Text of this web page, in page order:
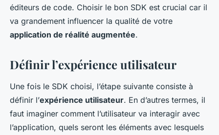
éditeurs de code. Choisir le bon SDK est crucial car il
va grandement influencer la qualité de votre
application de réalité augmentée.
Définir l’expérience utilisateur
Une fois le SDK choisi, l’étape suivante consiste à
définir l’expérience utilisateur. En d’autres termes, il
faut imaginer comment l’utilisateur va interagir avec
l’application, quels seront les éléments avec lesquels